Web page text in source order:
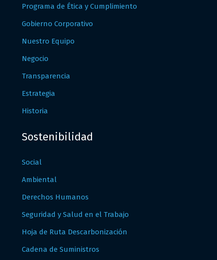
Programa de Ética y Cumplimiento
Gobierno Corporativo
Nuestro Equipo
Negocio
Transparencia
Estrategia
Historia
Sostenibilidad
Social
Ambiental
Derechos Humanos
Seguridad y Salud en el Trabajo
Hoja de Ruta Descarbonización
Cadena de Suministros